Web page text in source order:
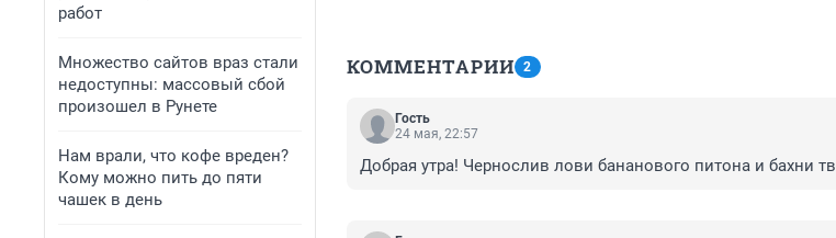
работ
Множество сайтов враз стали
недоступны: массовый сбой
произошел в Рунете
Нам врали, что кофе вреден?
Кому можно пить до пяти
чашек в день
КОММЕНТАРИИ 2
Гость
24 мая, 22:57
Добрая утра! Чернослив лови бананового питона и бахни